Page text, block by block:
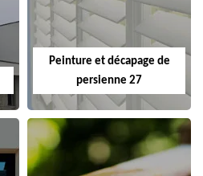
Peinture et décapage de
persienne 27